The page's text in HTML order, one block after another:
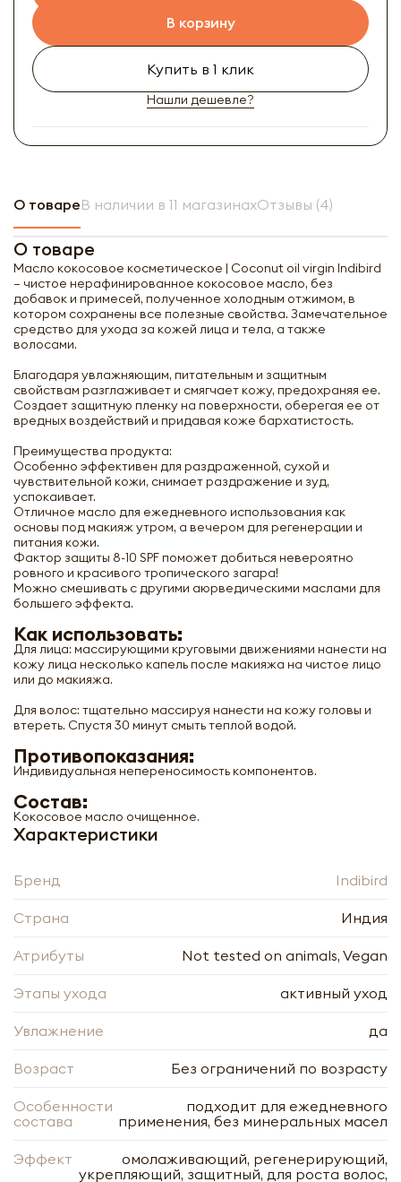
В корзину
Купить в 1 клик
Нашли дешевле?
О товареВ наличии в 11 магазинахОтзывы (4)
О товаре
Масло кокосовое косметическое | Coconut oil virgin Indibird
– чистое нерафинированное кокосовое масло, без
добавок и примесей, полученное холодным отжимом, в
котором сохранены все полезные свойства. Замечательное
средство для ухода за кожей лица и тела, а также
волосами.
Благодаря увлажняющим, питательным и защитным
свойствам разглаживает и смягчает кожу, предохраняя ее.
Создает защитную пленку на поверхности, оберегая ее от
вредных воздействий и придавая коже бархатистость.
Преимущества продукта:
Особенно эффективен для раздраженной, сухой и
чувствительной кожи, снимает раздражение и зуд,
успокаивает.
Отличное масло для ежедневного использования как
основы под макияж утром, а вечером для регенерации и
питания кожи.
Фактор защиты 8-10 SPF поможет добиться невероятно
ровного и красивого тропического загара!
Можно смешивать с другими аюрведическими маслами для
большего эффекта.
Как использовать:
Для лица: массирующими круговыми движениями нанести на
кожу лица несколько капель после макияжа на чистое лицо
или до макияжа.
Для волос: тщательно массируя нанести на кожу головы и
втереть. Спустя 30 минут смыть теплой водой.
Противопоказания:
Индивидуальная непереносимость компонентов.
Состав:
Кокосовое масло очищенное.
Характеристики
Бренд Indibird
Страна Индия
Атрибуты Not tested on animals, Vegan
Этапы ухода активный уход
Увлажнение да
Возраст Без ограничений по возрасту
Особенности
состава
подходит для ежедневного
применения, без минеральных масел
Эффект
омолаживающий, регенерирующий,
укрепляющий, защитный, для роста волос,